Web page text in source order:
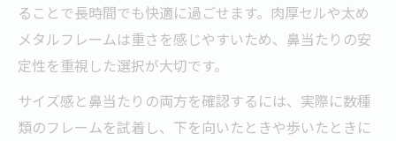
ることで長時間でも快適に過ごせます。肉厚セルや太め
メタルフレームは重さを感じやすいため、鼻当たりの安
定性を重視した選択が大切です。
サイズ感と鼻当たりの両方を確認するには、実際に数種
類のフレームを試着し、下を向いたときや歩いたときに